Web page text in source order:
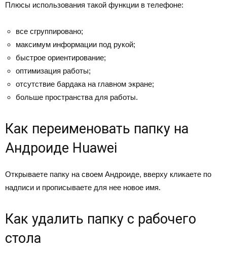
Плюсы использования такой функции в телефоне:
все сгруппировано;
максимум информации под рукой;
быстрое ориентирование;
оптимизация работы;
отсутствие бардака на главном экране;
больше пространства для работы.
Как переименовать папку на
Андроиде Huawei
Открываете папку на своем Андроиде, вверху кликаете по
надписи и прописываете для нее новое имя.
Как удалить папку с рабочего
стола